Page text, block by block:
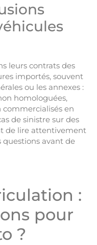
leurs contrats des
importés, souvent
ou les annexes :
homologuées,
commercialisés en
de sinistre sur des
de lire attentivement
questions avant de
:
pour
?